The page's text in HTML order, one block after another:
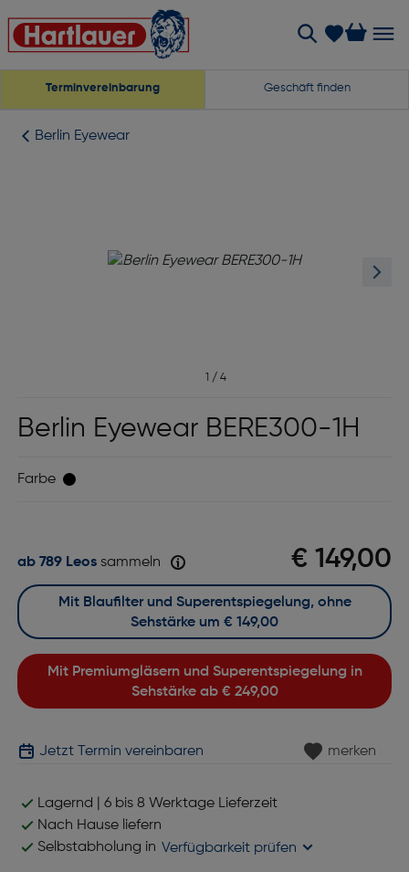
Terminvereinbarung Geschäft finden
Berlin Eyewear
1 / 4
Berlin Eyewear BERE300-1H
Farbe
€ 149,00
ab 789 Leossammeln
Mit Premiumgläsern und Superentspiegelung in
Sehstärke ab € 249,00
Mit Blaufilter und Superentspiegelung, ohne
Sehstärke um € 149,00
Jetzt Termin vereinbaren merken
Lagernd | 6 bis 8 Werktage Lieferzeit
Nach Hause liefern
Selbstabholung in Verfügbarkeit prüfen